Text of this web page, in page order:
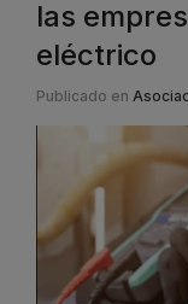
las
eléctrico
Publicado en